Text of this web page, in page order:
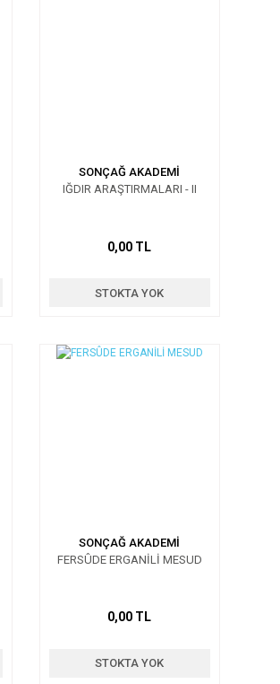
SONÇAĞ AKADEMİ
IĞDIR ARAŞTIRMALARI - II
0,00 TL
STOKTA YOK
SONÇAĞ AKADEMİ
FERSÛDE ERGANİLİ MESUD
0,00 TL
STOKTA YOK